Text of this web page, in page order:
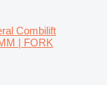
Combilift
| FORK